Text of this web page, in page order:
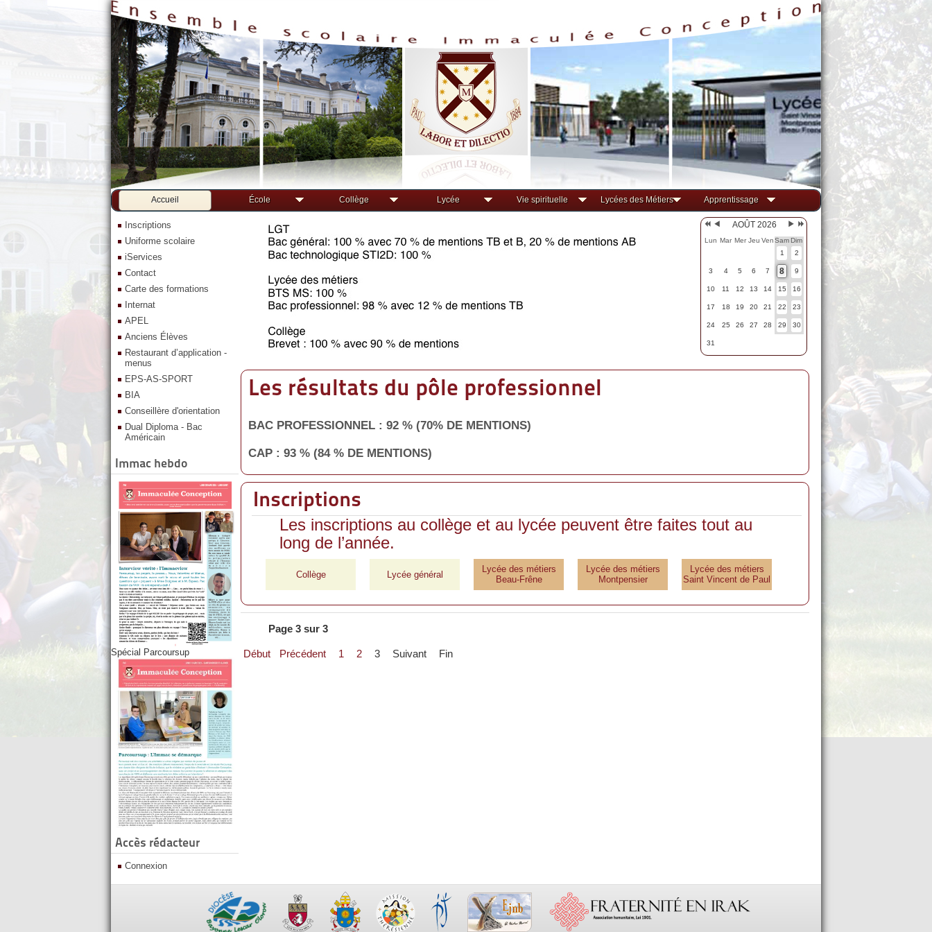
Accueil École Collège Lycée Vie spirituelle Lycées des Métiers Apprentissage
Inscriptions
Uniforme scolaire
iServices
Contact
Carte des formations
Internat
APEL
Anciens Élèves
Restaurant d’application -
menus
EPS-AS-SPORT
BIA
Conseillère d'orientation
Dual Diploma - Bac
Américain
Immac hebdo
Spécial Parcoursup
Accès rédacteur
Connexion
AOÛT 2026
Lun Mar Mer Jeu Ven Sam Dim
1
2
3 4 5 6 7 8 9
10 11 12 13 14 15 16
17 18 19 20 21 22 23
24 25 26 27 28 29 30
31
Les résultats du pôle professionnel
BAC PROFESSIONNEL : 92 % (70% DE MENTIONS)
CAP : 93 % (84 % DE MENTIONS)
Inscriptions
Les inscriptions au collège et au lycée peuvent être faites tout au
long de l’année.
Collège Lycée général
Lycée des métiers
Beau-Frêne
Lycée des métiers
Montpensier
Lycée des métiers
Saint Vincent de Paul
Page 3 sur 3
Début Précédent 1 2 3 Suivant Fin